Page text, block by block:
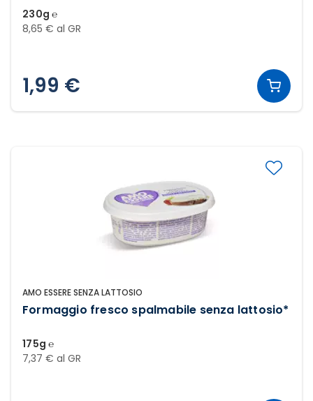
230g ℮
8,65 € al GR
1,99 €
AMO ESSERE SENZA LATTOSIO
Formaggio fresco spalmabile senza lattosio*
175g ℮
7,37 € al GR